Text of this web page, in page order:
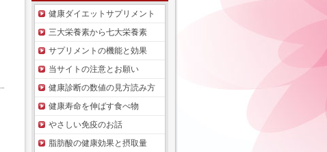
健康ダイエットサプリメント
三大栄養素から七大栄養素
サプリメントの機能と効果
当サイトの注意とお願い
健康診断の数値の見方読み方
健康寿命を伸ばす食べ物
やさしい免疫のお話
脂肪酸の健康効果と摂取量